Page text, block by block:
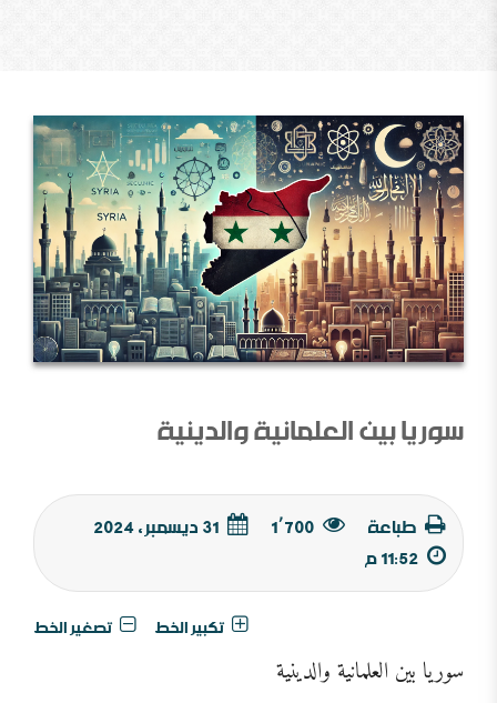
سوريا بين العلمانية والدينية
طباعة 1٬700
تكبير الخط تصغير الخط
سوريا بين العلمانية والدينية